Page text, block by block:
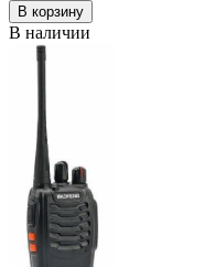
В корзину
В наличии